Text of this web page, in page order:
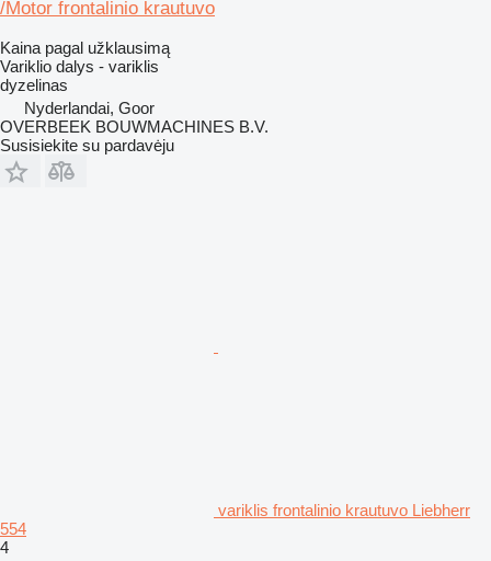
/Motor frontalinio krautuvo
Kaina pagal užklausimą
Variklio dalys - variklis
dyzelinas
Nyderlandai, Goor
OVERBEEK BOUWMACHINES B.V.
Susisiekite su pardavėju
variklis frontalinio krautuvo Liebherr
554
4